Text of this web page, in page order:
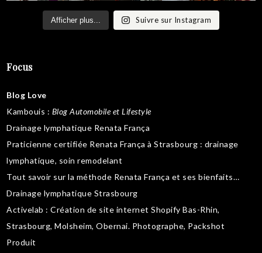
Afficher plus... Suivre sur Instagram
Focus
Blog Love
Kambouis : Blog Automobile et Lifestyle
Drainage lymphatique Renata França
Praticienne certifiée Renata França à Strasbourg : drainage
lymphatique, soin remodelant
Tout savoir sur la méthode Renata França et ses bienfaits…
Drainage lymphatique Strasbourg
Activelab : Création de site internet Shopify Bas-Rhin,
Strasbourg, Molsheim, Obernai. Photographe, Packshot
Produit